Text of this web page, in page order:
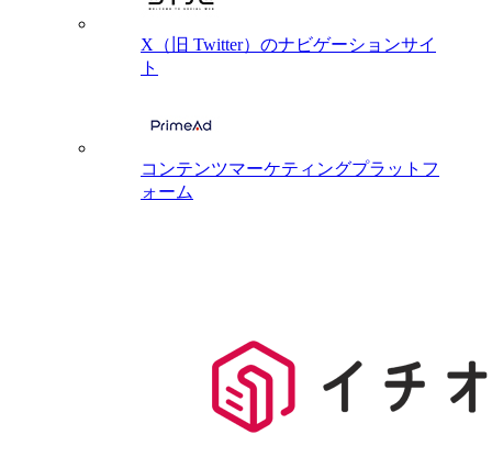
X（旧 Twitter）のナビゲーションサイ
ト
コンテンツマーケティングプラットフ
ォーム